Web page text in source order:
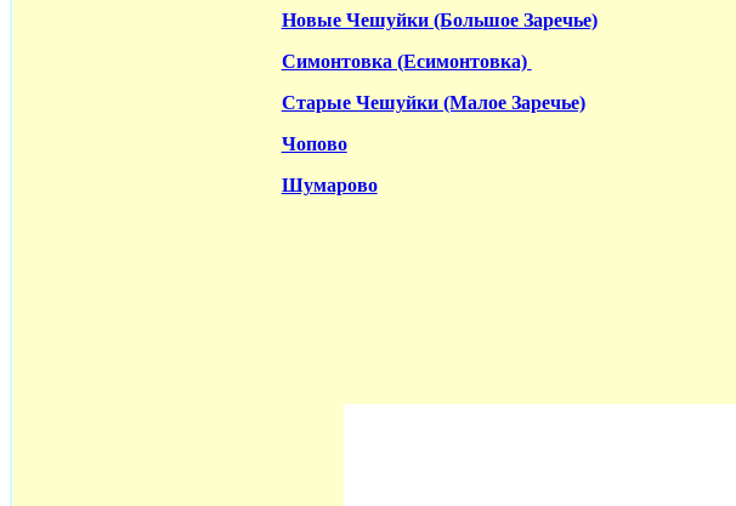
Новые Чешуйки (Большое Заречье)
Симонтовка (Есимонтовка)
Старые Чешуйки (Малое Заречье)
Чопово
Шумарово